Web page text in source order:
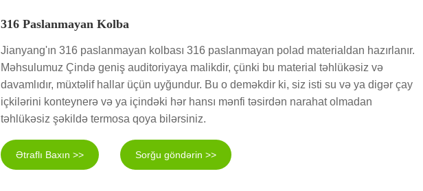
316 Paslanmayan Kolba
Jianyang'ın 316 paslanmayan kolbası 316 paslanmayan polad materialdan hazırlanır.
Məhsulumuz Çində geniş auditoriyaya malikdir, çünki bu material təhlükəsiz və
davamlıdır, müxtəlif hallar üçün uyğundur. Bu o deməkdir ki, siz isti su və ya digər çay
içkilərini konteynerə və ya içindəki hər hansı mənfi təsirdən narahat olmadan
təhlükəsiz şəkildə termosa qoya bilərsiniz.
Ətraflı Baxın >> Sorğu göndərin >>